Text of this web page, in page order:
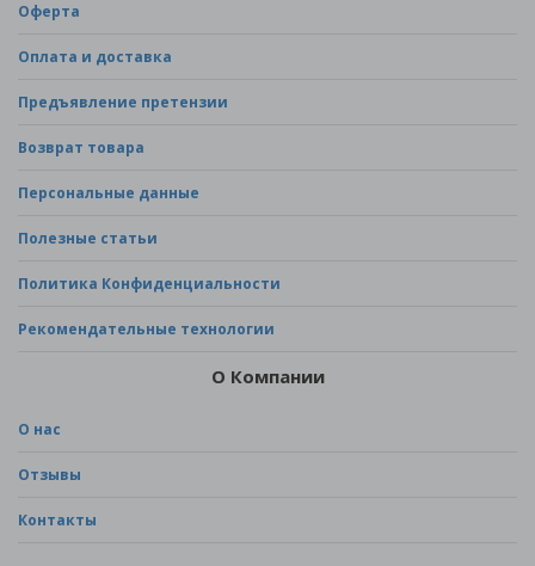
Оферта
Оплата и доставка
Предъявление претензии
Возврат товара
Персональные данные
Полезные статьи
Политика Конфиденциальности
Рекомендательные технологии
О Компании
О нас
Отзывы
Контакты